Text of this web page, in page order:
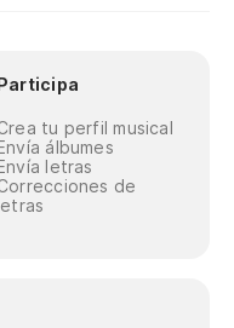
tu perfil musical
álbumes
letras
de